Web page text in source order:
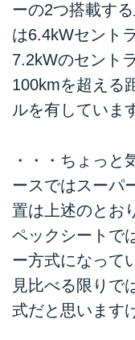
ーの2つ搭載す
は6.4kWセント
7.2kWのセント
100kmを超える
ルを有していま
・・・ちょっと
ースではスーパ
置は上述のとお
ペックシートで
ー方式になって
見比べる限りで
式だと思います